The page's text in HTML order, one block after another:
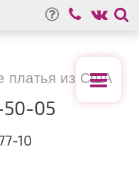
платья из США
50-05
10